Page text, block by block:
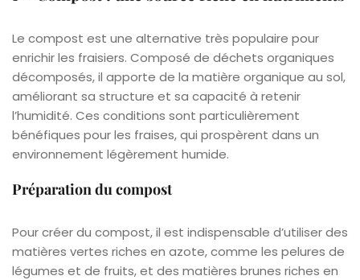
Le compost est une alternative très populaire pour
enrichir les fraisiers. Composé de déchets organiques
décomposés, il apporte de la matière organique au sol,
améliorant sa structure et sa capacité à retenir
l’humidité. Ces conditions sont particulièrement
bénéfiques pour les fraises, qui prospèrent dans un
environnement légèrement humide.
Préparation du compost
Pour créer du compost, il est indispensable d’utiliser des
matières vertes riches en azote, comme les pelures de
légumes et de fruits, et des matières brunes riches en